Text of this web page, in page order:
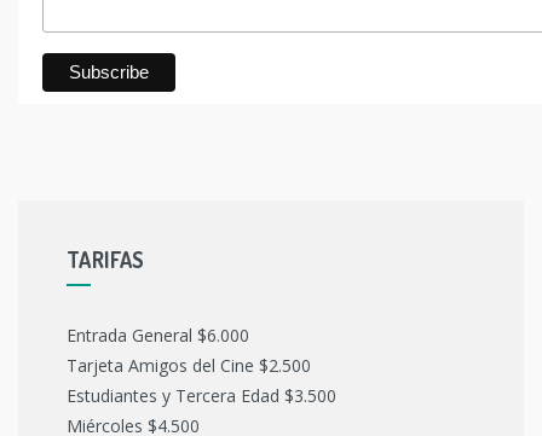
TARIFAS
Entrada General $6.000
Tarjeta Amigos del Cine $2.500
Estudiantes y Tercera Edad $3.500
Miércoles $4.500